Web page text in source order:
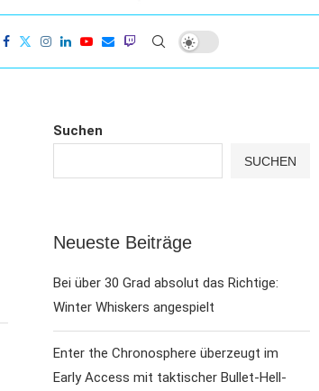
Suchen
SUCHEN
Neueste Beiträge
Bei über 30 Grad absolut das Richtige:
Winter Whiskers angespielt
Enter the Chronosphere überzeugt im
Early Access mit taktischer Bullet-Hell-